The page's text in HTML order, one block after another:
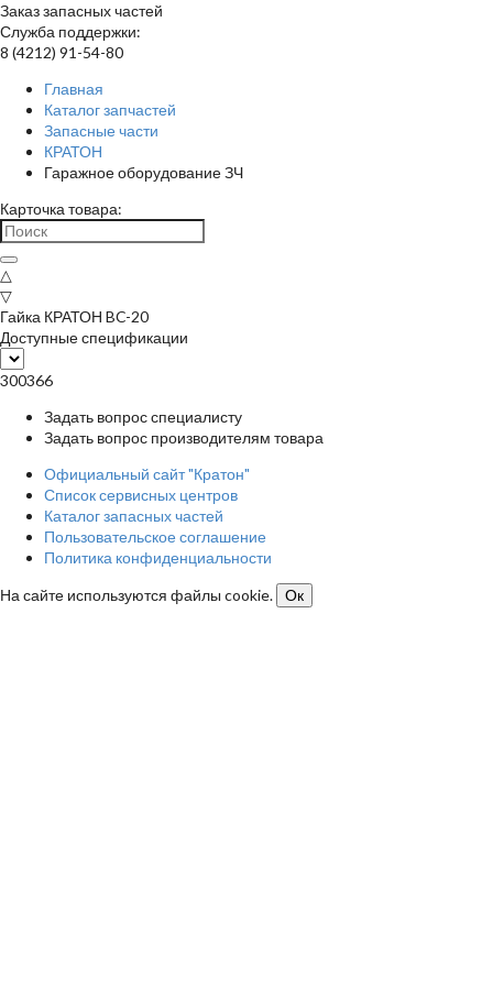
Заказ запасных частей
Служба поддержки:
8 (4212) 91-54-80
Главная
Каталог запчастей
Запасные части
КРАТОН
Гаражное оборудование ЗЧ
Карточка товара:
△
▽
Гайка КРАТОН BC-20
Доступные спецификации
300366
Задать вопрос специалисту
Задать вопрос производителям товара
Официальный сайт "Кратон"
Список сервисных центров
Каталог запасных частей
Пользовательское соглашение
Политика конфиденциальности
На сайте используются файлы cookie.
Ок